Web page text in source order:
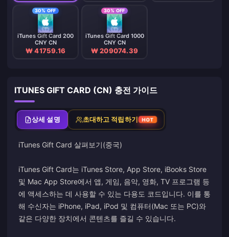
30% OFF
iTunes Gift Card 200
CNY CN
₩ 41759.16
30% OFF
iTunes Gift Card 1000
CNY CN
₩ 209074.39
ITUNES GIFT CARD (CN) 충전 가이드
상세 설명 초대하고 적립하기 HOT
iTunes Gift Card 살펴보기(중국)
iTunes Gift Card는 iTunes Store, App Store, iBooks Store
및 Mac App Store에서 앱, 게임, 음악, 영화, TV 프로그램 등
에 액세스하는 데 사용할 수 있는 다용도 코드입니다. 이를 통
해 수신자는 iPhone, iPad, iPod 및 컴퓨터(Mac 또는 PC)와
같은 다양한 장치에서 콘텐츠를 즐길 수 있습니다.